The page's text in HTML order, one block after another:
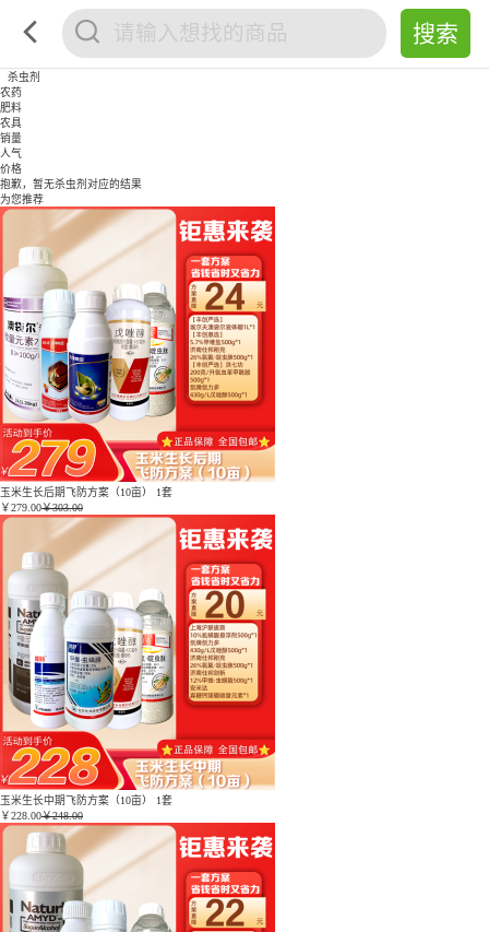
杀虫剂
农药
肥料
农具
销量
人气
价格
抱歉，暂无杀虫剂对应的结果
为您推荐
玉米生长后期飞防方案（10亩） 1套
￥279.00￥303.00
玉米生长中期飞防方案（10亩） 1套
￥228.00￥248.00